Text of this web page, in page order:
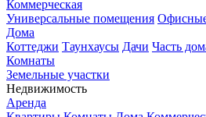
Коммерческая
Универсальные помещения
Дома
Коттеджи Таунхаусы Дачи Часть
Комнаты
Земельные участки
Недвижимость
Аренда